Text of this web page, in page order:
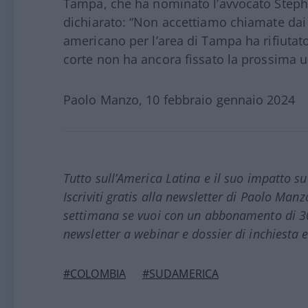
Tampa, che ha nominato l’avvocato
dichiarato: “Non accettiamo chiamate
americano per l’area di Tampa ha
corte non ha ancora fissato la prossima
Paolo Manzo, 10 febbraio gennaio 2024
Tutto sull’America Latina e il suo impatto
Iscriviti gratis alla newsletter di Paolo
settimana se vuoi con un abbonamento di
newsletter a webinar e dossier di inchiesta
#COLOMBIA #SUDAMERICA